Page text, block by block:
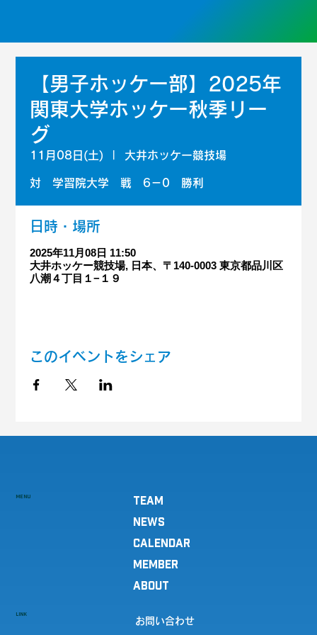
【男子ホッケー部】2025年
関東大学ホッケー秋季リー
グ
11月08日(土) 大井ホッケー競技場
対 学習院大学 戦 6－0 勝利
日時・場所
2025年11月08日 11:50
大井ホッケー競技場, 日本、〒140-0003 東京都品川区
八潮４丁目１−１９
このイベントをシェア
MENU
TEAM
NEWS
CALENDAR
MEMBER
ABOUT
LINK
お問い合わせ